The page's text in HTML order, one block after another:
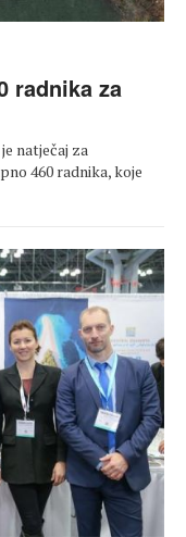
radnika za
natječaj za
460 radnika, koje